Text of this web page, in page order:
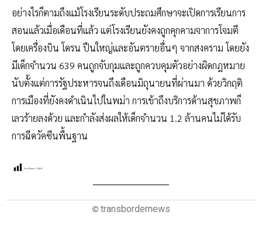
อย่างไรก็ตามถึงแม้โรงเรียนระดับประถมศึกษาจะเปิดการเรียนการ
สอนแล้วเมื่อเดือนที่แล้ว แต่โรงเรียนยังคงถูกคุกคามจาการโจมตี
โดยเครื่องบิน โดรน ปืนใหญ่และอันตรายอื่นๆ จากสงคราม โดยยัง
มีเด็กจำนวน 639 คนถูกจับกุมและถูกควบคุมตัวอย่างผิดกฎหมาย
นับตั้งแต่การรัฐประหารจนถึงเดือนมิถุนายนที่ผ่านมา ด้วยวิกฤติ
การเมืองที่ยังคงดำเนินไปในพม่า การเข้าถึงบริการด้านสุขภาพก็
เลวร้ายลงด้วย และกำลังส่งผลให้เด็กจำนวน 1.2 ล้านคนไม่ได้รับ
การฉีดวัคซีนพื้นฐาน
Post Views: 3,414
© transbordernews